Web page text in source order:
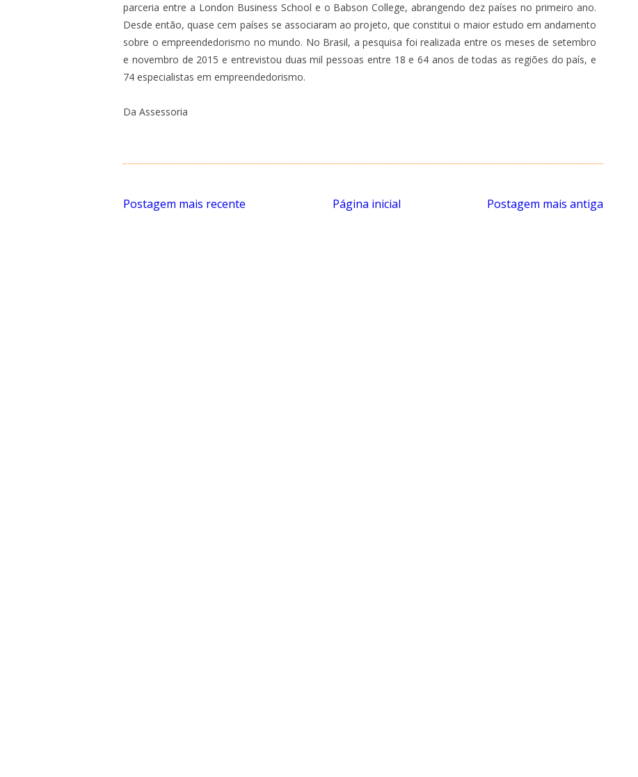
parceria entre a London Business School e o Babson College, abrangendo dez paísesno primeiro ano.
Desde então, quase cem países se associaram ao projeto, que constitui o maior estudo em andamento
sobre o empreendedorismo no mundo. No Brasil, a pesquisa foi realizada entre os meses de setembro
e novembro de 2015 e entrevistou duas mil pessoas entre 18 e 64 anos de todas as regiões do país, e
74 especialistas em empreendedorismo.
Da Assessoria
Postagem mais recente Postagem mais antiga
Página inicial